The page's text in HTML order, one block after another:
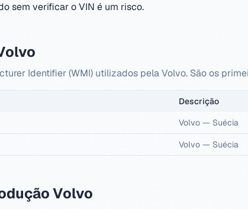
sem verificar o VIN é um risco.
Identifier (WMI) utilizados pela Volvo. São os
Descrição
Volvo — Suécia
Volvo — Suécia
Volvo